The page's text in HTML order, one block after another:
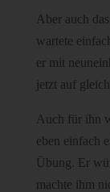
Aber auch
wartete
er mit
jetzt auf
Auch für ihn
eben einfach
Übung. Er
machte ihm